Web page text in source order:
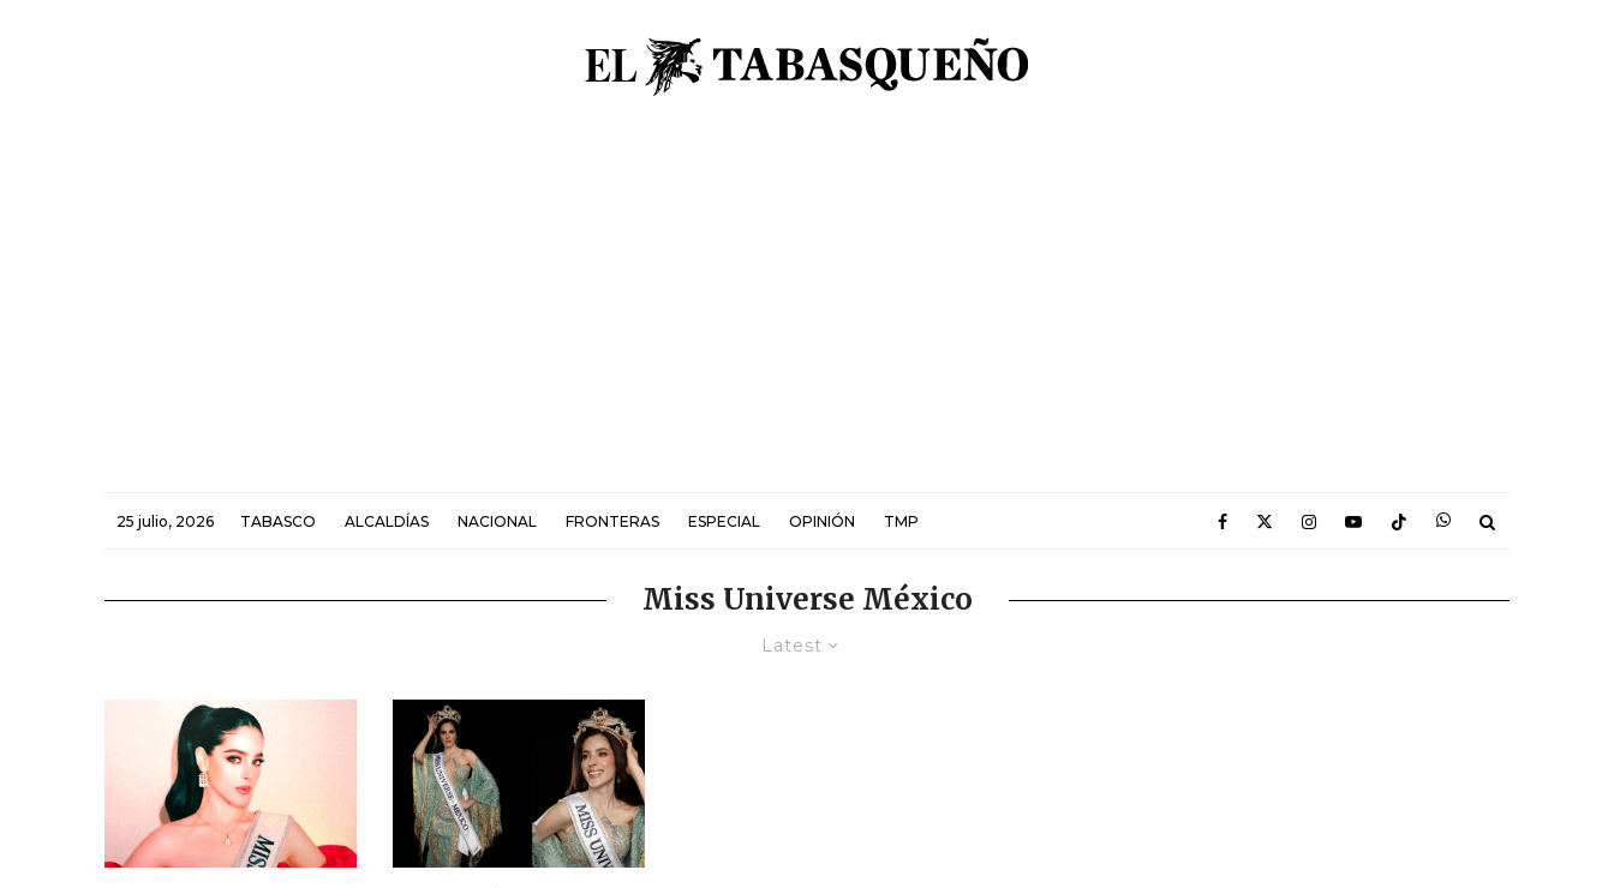
25 julio, 2026 TABASCO ALCALDÍAS NACIONAL FRONTERAS ESPECIAL OPINIÓN TMP
Miss Universe México
Latest